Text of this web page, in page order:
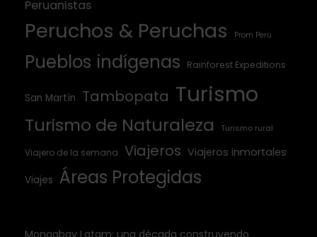
Peruanistas
Peruchos & Peruchas Prom Perú
Pueblos indígenas Rainforest Expeditions
San Martín Tambopata Turismo
Turismo de Naturaleza Turismo rural
Viajero de la semana Viajeros Viajeros inmortales
Viajes Áreas Protegidas
Mongabay Latam: una década construyendo